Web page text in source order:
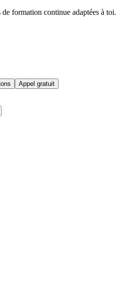
formation continue adaptées à toi.
Appel gratuit